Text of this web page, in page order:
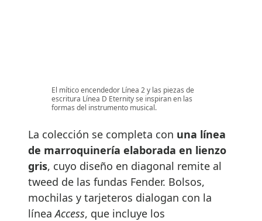
El mítico encendedor Línea 2 y las piezas de
escritura Línea D Eternity se inspiran en las
formas del instrumento musical.
La colección se completa con una línea
de marroquinería elaborada en lienzo
gris, cuyo diseño en diagonal remite al
tweed de las fundas Fender. Bolsos,
mochilas y tarjeteros dialogan con la
líneaAccess, que incluye los